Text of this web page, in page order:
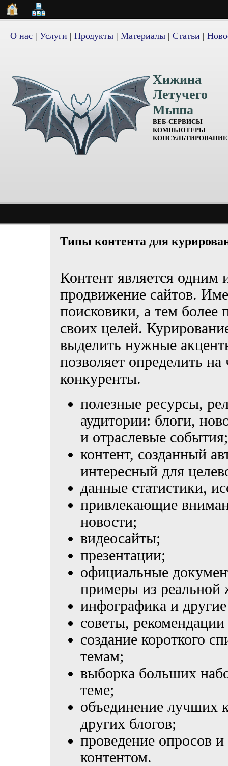
О нас | Услуги | Продукты | Материалы | Статьи |
Хижина
Летучего
Мыша
ВЕБ-СЕРВИСЫ
КОМПЬЮТЕРЫ
КОНСУЛЬТИРОВАНИЕ
Типы контента для
Контент является одним
продвижение сайтов.
поисковики, а тем более
своих целей.
выделить нужные
позволяет определить
конкуренты.
полезные ресурсы,
аудитории: блоги,
и отраслевые события;
контент, созданный
интересный для
данные статистики,
привлекающие
новости;
видеосайты;
презентации;
официальные
примеры из реальной
инфографика и
советы,
создание короткого
темам;
выборка больших
теме;
объединение лучших
других блогов;
проведение опросов
контентом.